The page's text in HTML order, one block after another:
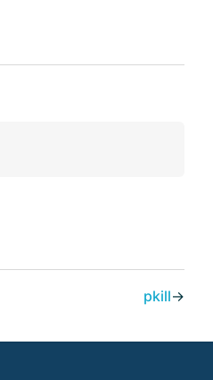
pkill→